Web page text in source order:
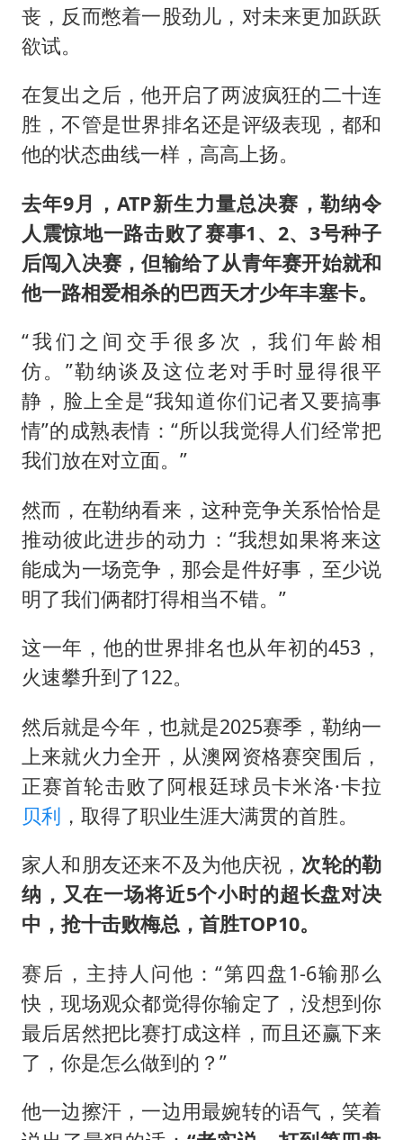
丧，反而憋着一股劲儿，对未来更加跃跃
欲试。
在复出之后，他开启了两波疯狂的二十连
胜，不管是世界排名还是评级表现，都和
他的状态曲线一样，高高上扬。
去年9月，ATP新生力量总决赛，勒纳令
人震惊地一路击败了赛事1、2、3号种子
后闯入决赛，但输给了从青年赛开始就和
他一路相爱相杀的巴西天才少年丰塞卡。
“我们之间交手很多次，我们年龄相
仿。”勒纳谈及这位老对手时显得很平
静，脸上全是“我知道你们记者又要搞事
情”的成熟表情：“所以我觉得人们经常把
我们放在对立面。”
然而，在勒纳看来，这种竞争关系恰恰是
推动彼此进步的动力：“我想如果将来这
能成为一场竞争，那会是件好事，至少说
明了我们俩都打得相当不错。”
这一年，他的世界排名也从年初的453，
火速攀升到了122。
然后就是今年，也就是2025赛季，勒纳一
上来就火力全开，从澳网资格赛突围后，
正赛首轮击败了阿根廷球员卡米洛·卡拉
贝利 ，取得了职业生涯大满贯的首胜。
家人和朋友还来不及为他庆祝， 次轮的勒
纳，又在一场将近5个小时的超长盘对决
中，抢十击败梅总，首胜TOP10。
赛后，主持人问他：“第四盘1-6输那么
快，现场观众都觉得你输定了，没想到你
最后居然把比赛打成这样，而且还赢下来
了，你是怎么做到的？”
他一边擦汗，一边用最婉转的语气，笑着